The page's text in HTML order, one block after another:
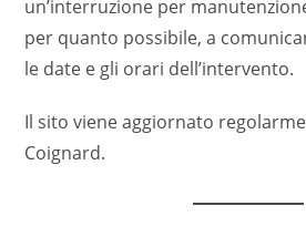
un’interruzione per
per quanto possibile, a
le date e gli orari dell’intervento.
Il sito viene aggiornato
Coignard.